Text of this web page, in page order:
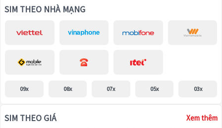
SIM THEO NHÀ MẠNG
09x 08x 07x 05x 03x
SIM THEO GIÁ Xem thêm